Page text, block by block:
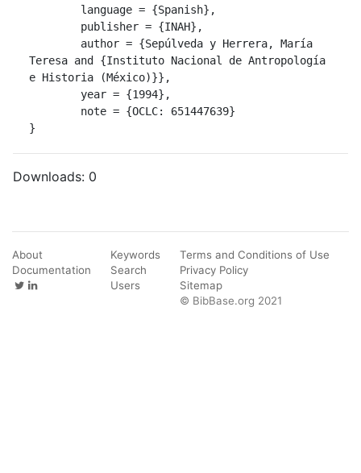
Teresa and {Instituto Nacional de Antropología
e Historia (México)}},
}
Downloads: 0
About
Documentation
Keywords
Search
Users
Terms and Conditions of Use
Privacy Policy
Sitemap
© BibBase.org 2021